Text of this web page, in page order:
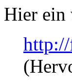
Hier ein
http://